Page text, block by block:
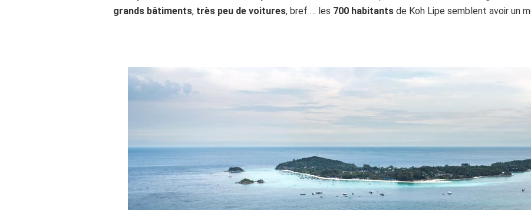
grands bâtiments, très peu de voitures, bref … les 700 habitants de Koh Lipe semblent avoir un